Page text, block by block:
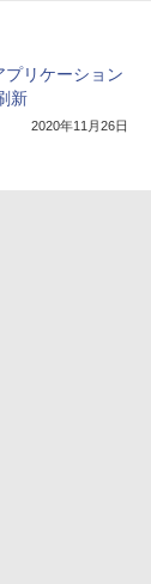
プリケーション
新
2020年11月26日